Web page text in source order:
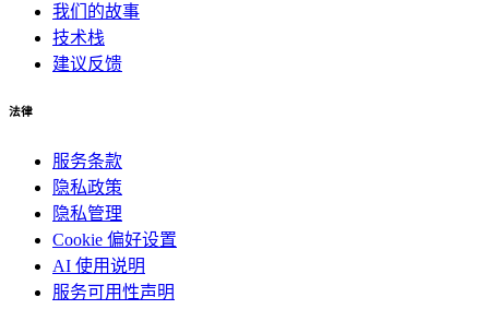
我们的故事
技术栈
建议反馈
法律
服务条款
隐私政策
隐私管理
Cookie 偏好设置
AI 使用说明
服务可用性声明